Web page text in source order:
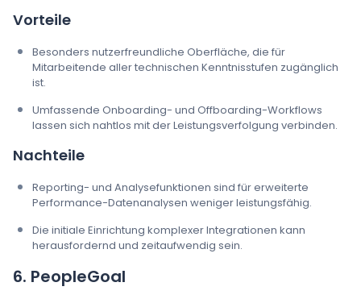
Vorteile
Besonders nutzerfreundliche Oberfläche, die für
Mitarbeitende aller technischen Kenntnisstufen zugänglich
ist.
Umfassende Onboarding- und Offboarding-Workflows
lassen sich nahtlos mit der Leistungsverfolgung verbinden.
Nachteile
Reporting- und Analysefunktionen sind für erweiterte
Performance-Datenanalysen weniger leistungsfähig.
Die initiale Einrichtung komplexer Integrationen kann
herausfordernd und zeitaufwendig sein.
6. PeopleGoal